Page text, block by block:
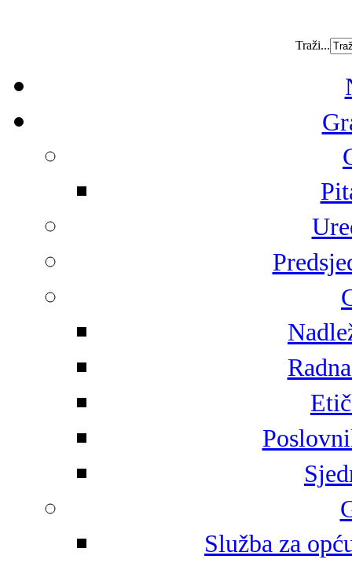
Traži...
Služba za